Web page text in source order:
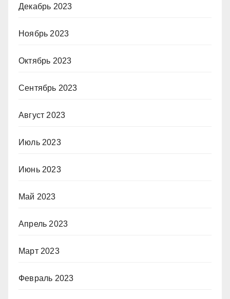
Декабрь 2023
Ноябрь 2023
Октябрь 2023
Сентябрь 2023
Август 2023
Июль 2023
Июнь 2023
Май 2023
Апрель 2023
Март 2023
Февраль 2023